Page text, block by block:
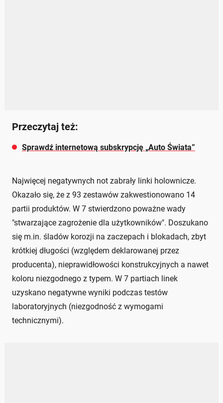
Przeczytaj też:
Sprawdź internetową subskrypcję „Auto Świata”
Najwięcej negatywnych not zabrały linki holownicze.
Okazało się, że z 93 zestawów zakwestionowano 14
partii produktów. W 7 stwierdzono poważne wady
"stwarzające zagrożenie dla użytkowników". Doszukano
się m.in. śladów korozji na zaczepach i blokadach, zbyt
krótkiej długości (względem deklarowanej przez
producenta), nieprawidłowości konstrukcyjnych a nawet
koloru niezgodnego z typem. W 7 partiach linek
uzyskano negatywne wyniki podczas testów
laboratoryjnych (niezgodność z wymogami
technicznymi).